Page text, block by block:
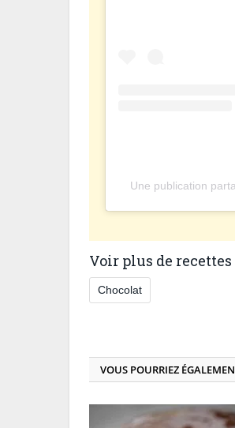
Une publication
Voir plus de recettes
Chocolat
VOUS POURRIEZ